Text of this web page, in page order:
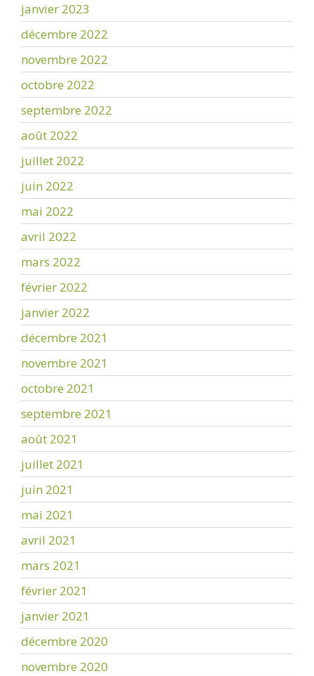
janvier 2023
décembre 2022
novembre 2022
octobre 2022
septembre 2022
août 2022
juillet 2022
juin 2022
mai 2022
avril 2022
mars 2022
février 2022
janvier 2022
décembre 2021
novembre 2021
octobre 2021
septembre 2021
août 2021
juillet 2021
juin 2021
mai 2021
avril 2021
mars 2021
février 2021
janvier 2021
décembre 2020
novembre 2020